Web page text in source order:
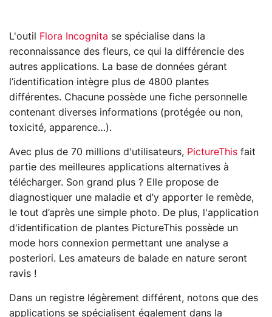
L'outil Flora Incognita se spécialise dans la
reconnaissance des fleurs, ce qui la différencie des
autres applications. La base de données gérant
l’identification intègre plus de 4800 plantes
différentes. Chacune possède une fiche personnelle
contenant diverses informations (protégée ou non,
toxicité, apparence…).
Avec plus de 70 millions d'utilisateurs, PictureThis fait
partie des meilleures applications alternatives à
télécharger. Son grand plus ? Elle propose de
diagnostiquer une maladie et d’y apporter le remède,
le tout d’après une simple photo. De plus, l'application
d'identification de plantes PictureThis possède un
mode hors connexion permettant une analyse a
posteriori. Les amateurs de balade en nature seront
ravis !
Dans un registre légèrement différent, notons que des
applications se spécialisent également dans la